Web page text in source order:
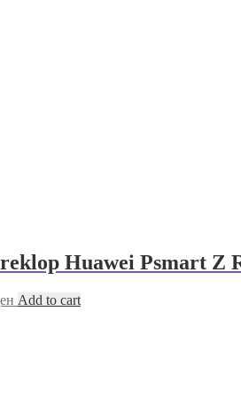
Huawei Psmart Z
Add to cart